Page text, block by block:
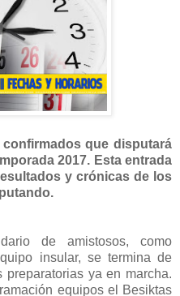
que disputará
2017. Esta entrada
y crónicas de los
de amistosos, como
insular, se termina de
ya en marcha.
equipos el Besiktas